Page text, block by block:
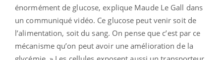
énormément de glucose, explique Maude Le Gall dans
un communiqué vidéo. Ce glucose peut venir soit de
l’alimentation, soit du sang. On pense que c’est par ce
mécanisme qu’on peut avoir une amélioration de la